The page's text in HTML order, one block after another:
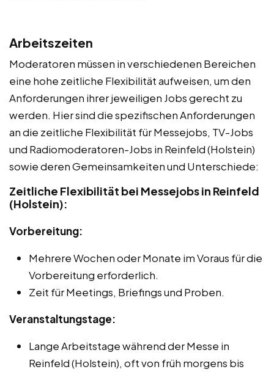
Arbeitszeiten
Moderatoren müssen in verschiedenen Bereichen
eine hohe zeitliche Flexibilität aufweisen, um den
Anforderungen ihrer jeweiligen Jobs gerecht zu
werden. Hier sind die spezifischen Anforderungen
an die zeitliche Flexibilität für Messejobs, TV-Jobs
und Radiomoderatoren-Jobs in Reinfeld (Holstein)
sowie deren Gemeinsamkeiten und Unterschiede:
Zeitliche Flexibilität bei Messejobs in Reinfeld
(Holstein):
Vorbereitung:
Mehrere Wochen oder Monate im Voraus für die
Vorbereitung erforderlich.
Zeit für Meetings, Briefings und Proben.
Veranstaltungstage:
Lange Arbeitstage während der Messe in
Reinfeld (Holstein), oft von früh morgens bis